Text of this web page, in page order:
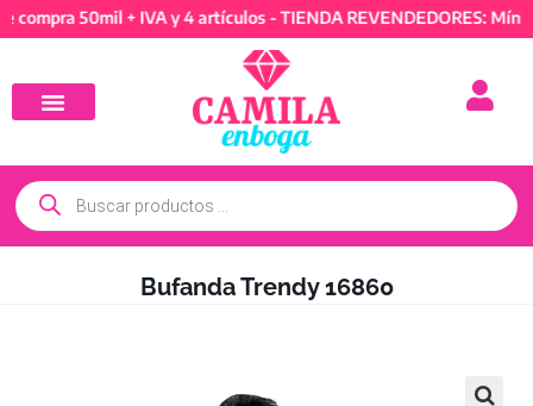
50mil + IVA y 4 artículos - TIENDA REVENDEDORES:
Bufanda Trendy 16860